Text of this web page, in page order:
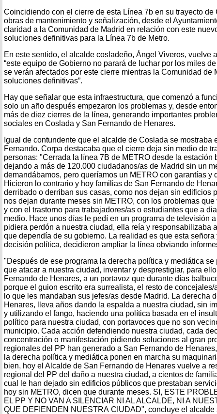
Coincidiendo con el cierre de esta Línea 7b en su trayecto
obras de mantenimiento y señalización, desde el
claridad a la Comunidad de Madrid en relación con este
soluciones definitivas para la Línea 7b de Metro.
En este sentido, el alcalde cosladeño, Ángel Viveros, vuelve
“este equipo de Gobierno no parará de luchar por los miles
se verán afectados por este cierre mientras la Comunidad de
soluciones definitivas”.
Hay que señalar que esta infraestructura, que comenzó a
solo un año después empezaron los problemas y, desde
más de diez cierres de la línea, generando importantes
sociales en Coslada y San Fernando de Henares.
Igual de contundente que el alcalde de Coslada se mostraba
Fernando. Corpa destacaba que el cierre deja sin medio de
personas: "Cerrada la línea 7B de METRO desde la estación
dejando a más de 120.000 ciudadanos/as de Madrid sin un
demandábamos, pero queríamos un METRO con garantías y
Hicieron lo contrario y hoy familias de San Fernando de
derribado o derriban sus casas, como nos dejan sin edificios
nos dejan durante meses sin METRO, con los problemas
y con el trastorno para trabajadores/as o estudiantes que a
medio. Hace unos días le pedí en un programa de televisión
pidiera perdón a nuestra ciudad, ella reía y responsabilizaba
que dependía de su gobierno. La realidad es que esta
decisión política, decidieron ampliar la línea obviando
"Después de ese programa la derecha política y mediática se
que atacar a nuestra ciudad, inventar y desprestigiar, para
Fernando de Henares, a un portavoz que durante días
porque el guion escrito era surrealista, el resto de
lo que les mandaban sus jefes/as desde Madrid. La derecha
Henares, lleva años dando la espalda a nuestra ciudad, sin
y utilizando el fango, haciendo una política basada en el
político para nuestra ciudad, con portavoces que no son
municipio. Cada acción defendiendo nuestra ciudad, cada
concentración o manifestación pidiendo soluciones al gran
regionales del PP han generado a San Fernando de
la derecha política y mediática ponen en marcha su
bien, hoy el Alcalde de San Fernando de Henares vuelve a
regional del PP del daño a nuestra ciudad, a cientos de
cual le han dejado sin edificios públicos que prestaban
hoy sin METRO, dicen que durante meses. SI, ESTE
EL PP Y NO VAN A SILENCIAR NI AL ALCALDE, NI A
QUE DEFIENDEN NUESTRA CIUDAD", concluye el alcalde